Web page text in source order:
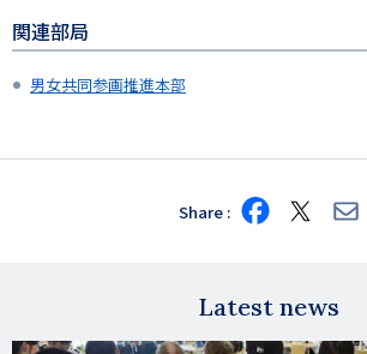
関連部局
男女共同参画推進本部
Share Share
on
Share
on via
Latest news